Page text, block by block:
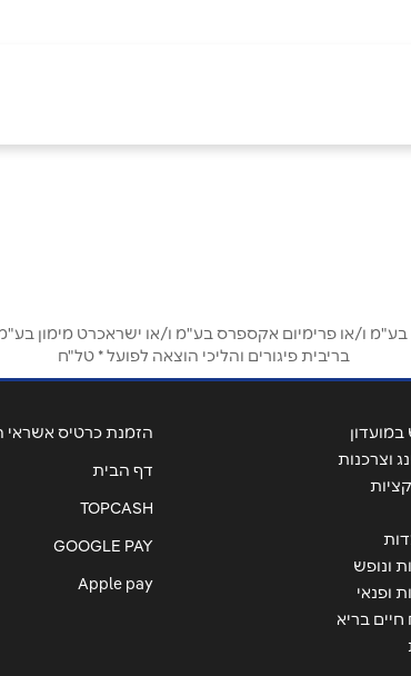
ו/או פרימיום אקספרס בע"מ ו/או ישראכרט מימון בע"מ
בריבית פיגורים והליכי הוצאה לפועל * טל"ח
וצרכנות
ונופש
ופנאי
חיים בריא
הזמנת כרטיס אשראי
דף הבית
TOPCASH
GOOGLE PAY
Apple pay